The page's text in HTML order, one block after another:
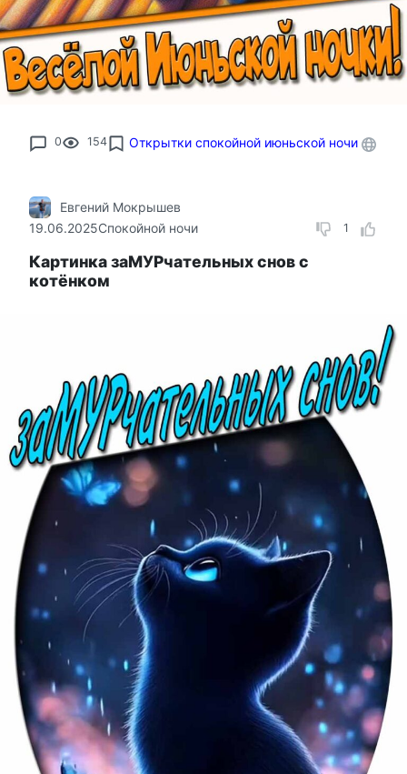
0 154 Открытки спокойной июньской ночи
1
Евгений Мокрышев
19.06.2025Спокойной ночи
Картинка заМУРчательных снов с
котёнком